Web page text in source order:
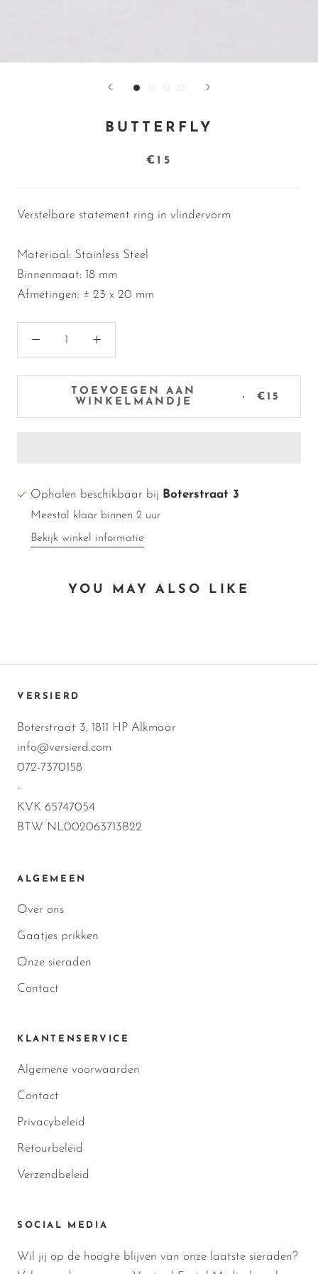
BUTTERFLY
€15
Verstelbare statement ring in vlindervorm
Materiaal: Stainless Steel
Binnenmaat: 18 mm
Afmetingen: ± 23 x 20 mm
TOEVOEGEN AAN
WINKELMANDJE
€15
Ophalen beschikbaar bij Boterstraat 3
Meestal klaar binnen 2 uur
Bekijk winkel informatie
YOU MAY ALSO LIKE
VERSIERD
Boterstraat 3, 1811 HP Alkmaar
info@versierd.com
072-7370158
-
KVK 65747054
BTW NL002063713B22
ALGEMEEN
Over ons
Gaatjes prikken
Onze sieraden
Contact
KLANTENSERVICE
Algemene voorwaarden
Contact
Privacybeleid
Retourbeleid
Verzendbeleid
SOCIAL MEDIA
Wil jij op de hoogte blijven van onze laatste sieraden?